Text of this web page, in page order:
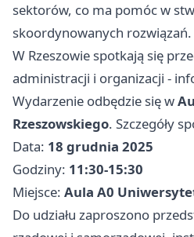
sektorów, co ma pomóc w
skoordynowanych rozwiązań.
W Rzeszowie spotkają się
administracji i organizacji -
Wydarzenie odbędzie się w
Rzeszowskiego. Szczegóły
Data: 18 grudnia 2025
Godziny: 11:30-15:30
Miejsce: Aula A0
Do udziału zaproszono